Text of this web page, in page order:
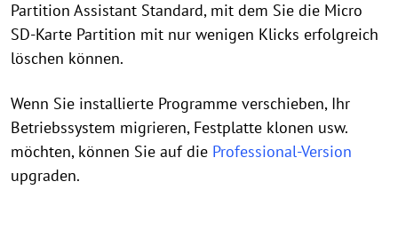
Partition Assistant Standard, mit dem Sie die Micro
SD-Karte Partition mit nur wenigen Klicks erfolgreich
löschen können.
Wenn Sie installierte Programme verschieben, Ihr
Betriebssystem migrieren, Festplatte klonen usw.
möchten, können Sie auf die Professional-Version
upgraden.